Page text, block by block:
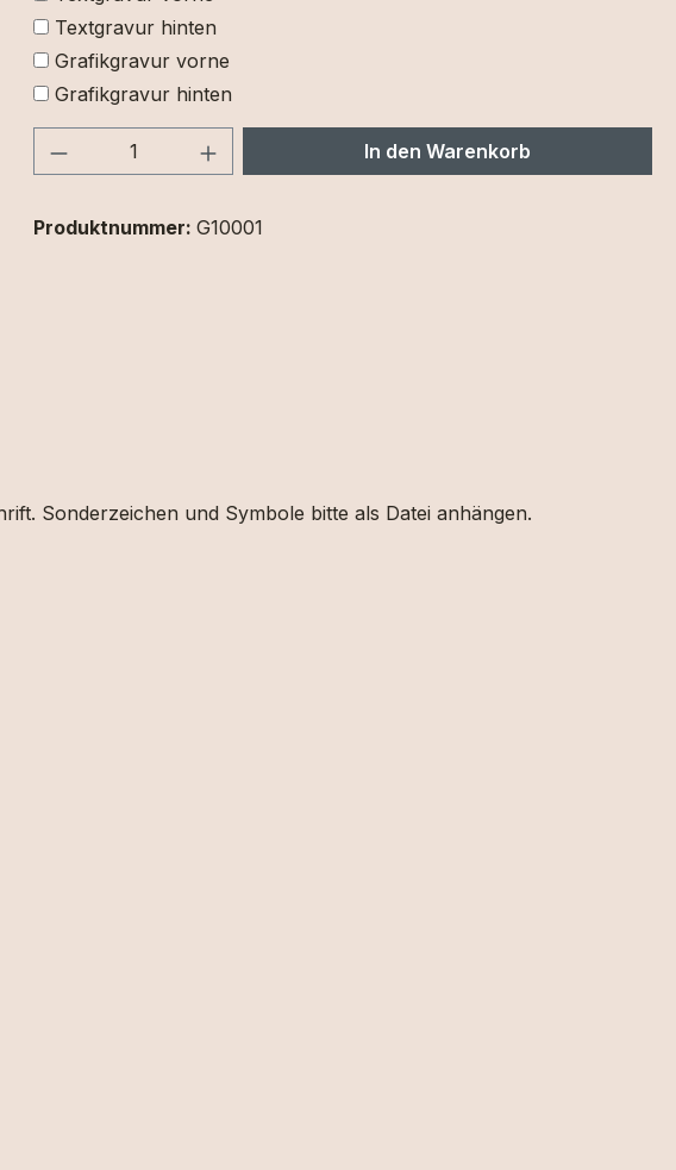
Textgravur hinten
Grafikgravur vorne
Grafikgravur hinten
Produkt Anzahl: Gib den gewünschten Wert
In den Warenkorb
Produktnummer: G10001
Sonderzeichen und Symbole bitte als Datei anhängen.